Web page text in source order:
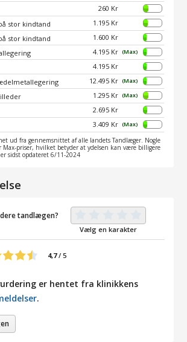
260 Kr
stor kindtand
1.195 Kr
stor kindtand
1.600 Kr
4.195 Kr (Max)
4.195 Kr
12.495 Kr (Max)
1.295 Kr (Max)
2.695 Kr
3.409 Kr (Max)
ud fra gennemsnittet af alle landets Tandlæger. Nogle
Max-priser, hvilket betyder at ydelsen kan være billigere
sidst opdateret 6/11-2024
tandlægen?
Vælg en karakter
4,7/5
er hentet fra klinikkens
.